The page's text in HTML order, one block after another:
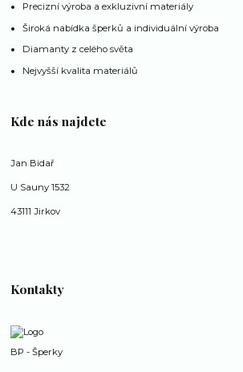
Precizní výroba a exkluzivní materiály
Široká nabídka šperků a individuální výroba
Diamanty z celého světa
Nejvyšší kvalita materiálů
Kde nás najdete
Jan Bidař
U Sauny 1532
43111 Jirkov
Kontakty
BP - Šperky